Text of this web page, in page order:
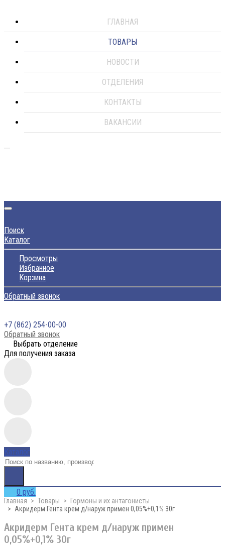
ГЛАВНАЯ
ТОВАРЫ
НОВОСТИ
ОТДЕЛЕНИЯ
КОНТАКТЫ
ВАКАНСИИ
Поиск
Каталог
Просмотры
Избранное
Корзина
Обратный звонок
+7 (862) 254-00-00
Обратный звонок
Выбрать отделение
Для получения заказа
Каталог
0 руб.
Главная Товары
Гормоны и их антагонисты
Акридерм Гента крем д/наруж примен 0,05%+0,1% 30г
Акридерм Гента крем д/наруж примен
0,05%+0,1% 30г